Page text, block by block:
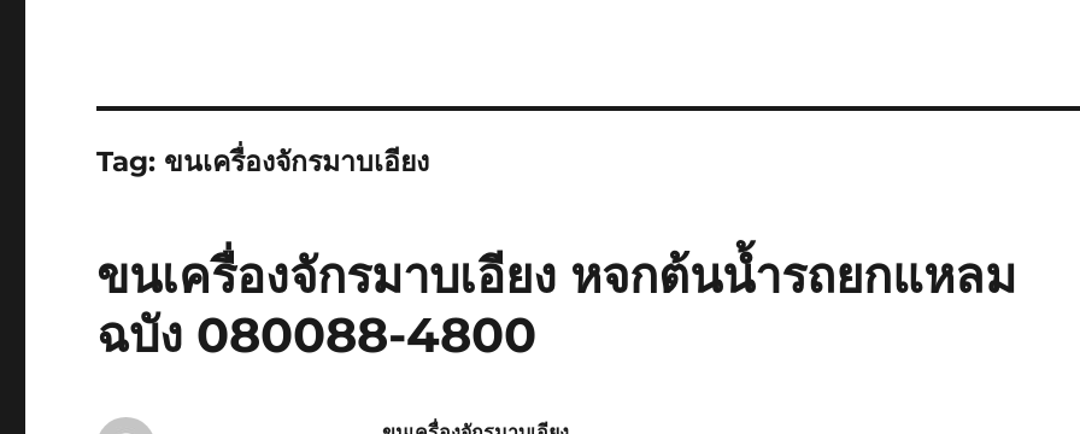
Tag: ขนเครื่องจักรมาบเอียง
ขนเครื่องจักรมาบเอียง หจกต้นน้ำรถยกแหลม
ฉบัง 080088-4800